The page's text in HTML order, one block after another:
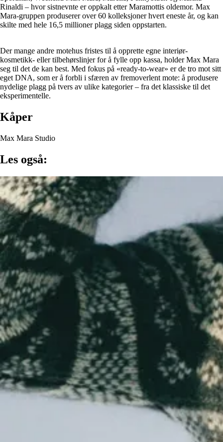
Rinaldi – hvor sistnevnte er oppkalt etter Maramottis oldemor. Max
Mara-gruppen produserer over 60 kolleksjoner hvert eneste år, og kan
skilte med hele 16,5 millioner plagg siden oppstarten.
Der mange andre motehus fristes til å opprette egne interiør-
kosmetikk- eller tilbehørslinjer for å fylle opp kassa, holder Max Mara
seg til det de kan best. Med fokus på «ready-to-wear» er de tro mot sitt
eget DNA, som er å forbli i sfæren av fremoverlent mote: å produsere
nydelige plagg på tvers av ulike kategorier – fra det klassiske til det
eksperimentelle.
Kåper
Max Mara Studio
Les også: